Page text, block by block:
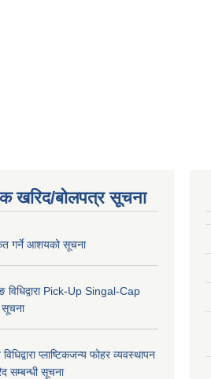
खरिद/बोलपत्र सूचना
गर्ने आशयको सूचना
विधिद्वारा Pick-Up Singal-Cap
सूचना
प्लाष्टिकजन्य फोहर व्यवस्थापन
सम्बन्धी सूचना